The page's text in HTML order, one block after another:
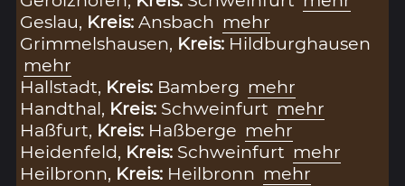
Geslau, Kreis:Ansbach mehr
Grimmelshausen, Kreis: Hildburghausen
mehr
Hallstadt, Kreis: Bamberg mehr
Handthal, Kreis: Schweinfurt mehr
Haßfurt, Kreis: Haßberge mehr
Heidenfeld, Kreis: Schweinfurt mehr
Heilbronn, Kreis: Heilbronn mehr